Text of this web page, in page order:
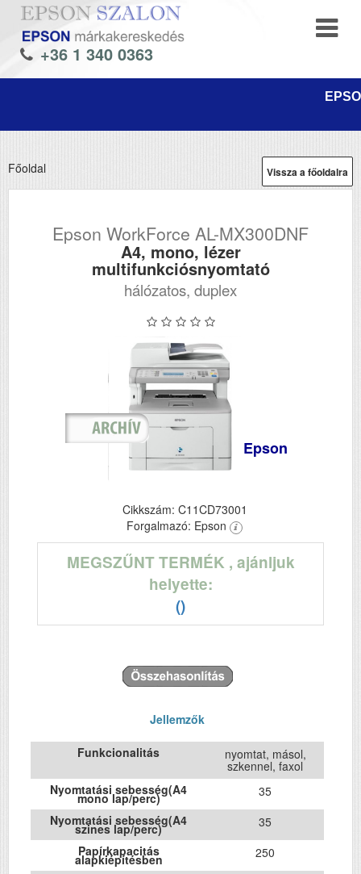
+36 1 340 0363
Vissza a főoldalra
Főoldal
Epson WorkForce AL-MX300DNF
A4, mono, lézer
multifunkciósnyomtató
hálózatos, duplex
Epson
Cikkszám: C11CD73001
Forgalmazó: Epson
MEGSZŰNT TERMÉK , ajánljuk
helyette:
()
Jellemzők
Funkcionalitás nyomtat, másol,
szkennel, faxol
Nyomtatási sebesség(A4
mono lap/perc)
35
Nyomtatási sebesség(A4
szines lap/perc)
35
Papírkapacitás
alapkiépítésben
250